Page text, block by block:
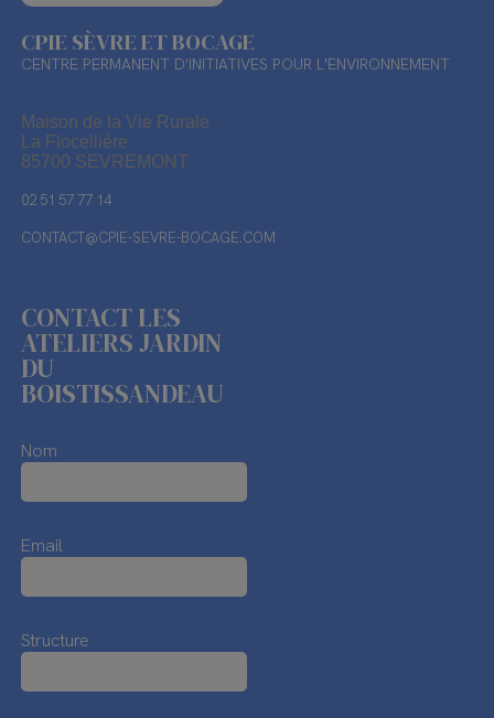
CPIE SÈVRE ET BOCAGE
CENTRE PERMANENT D'INITIATIVES POUR L'ENVIRONNEMENT
Maison de la Vie Rurale
La Flocellière
85700 SEVREMONT
02 51 57 77 14
CONTACT@CPIE-SEVRE-BOCAGE.COM
CONTACT LES
ATELIERS JARDIN
DU
BOISTISSANDEAU
Nom
Email
Structure